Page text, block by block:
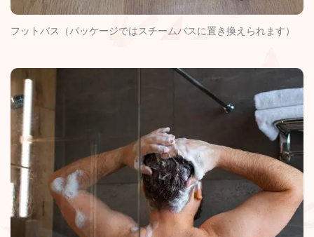
フットバス（パッケージではスチームバスに置き換えられます）